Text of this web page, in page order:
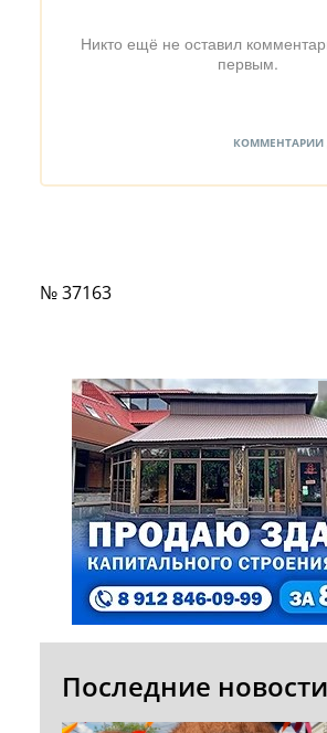
Никто ещё не оставил
первым.
КОММЕНТАРИИ
№ 37163
Последние новости